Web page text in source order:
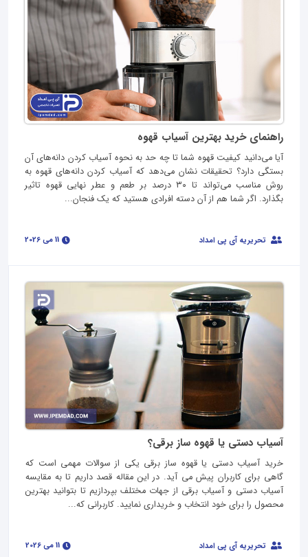
راهنمای خرید بهترین آسیاب قهوه
آیا می‌دانید کیفیت قهوه شما تا چه حد به نحوه آسیاب کردن دانه‌های آن
بستگی دارد؟ تحقیقات نشان می‌دهد که آسیاب کردن دانه‌های قهوه به
روش مناسب می‌تواند تا ۳۰ درصد بر طعم و عطر نهایی قهوه تاثیر
بگذارد. اگر شما هم از آن دسته افرادی هستید که یک فنجان...
تحریریه آی پی امداد
آسیاب دستی یا قهوه ساز برقی؟
خرید آسیاب دستی یا قهوه ساز برقی یکی از سوالات مهمی است که
گاهی برای کاربران پیش می آید. در این مقاله قصد داریم تا به مقایسه
آسیاب دستی و آسیاب برقی از جهات مختلف بپردازیم تا بتوانید بهترین
محصول را برای خود انتخاب و خریداری نمایید. کاربرانی که...
تحریریه آی پی امداد